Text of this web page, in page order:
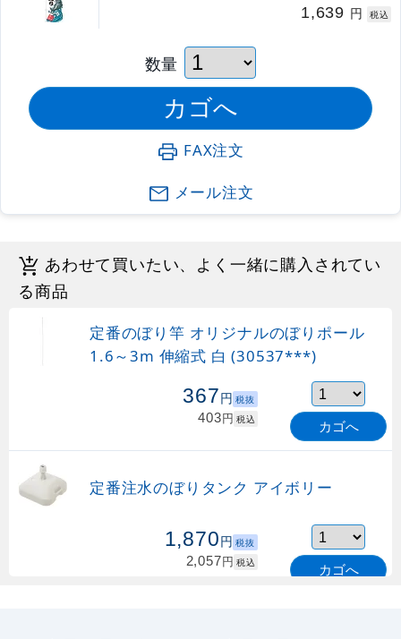
1,639 円 税込
数量
FAX注文
メール注文
あわせて買いたい、よく一緒に購入されてい
る商品
定番のぼり竿 オリジナルのぼりポール
1.6～3m 伸縮式 白 (30537***)
367円 税抜
403円 税込 カゴへ
定番注水のぼりタンク アイボリー
1,870円 税抜
2,057円 税込 カゴへ